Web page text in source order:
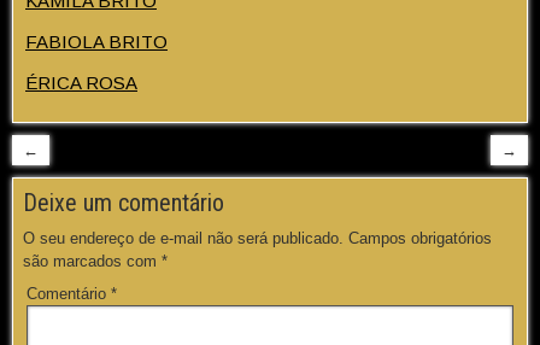
FABIOLA BRITO
ÉRICA ROSA
← →
Deixe um comentário
O seu endereço de e-mail não será publicado. Campos obrigatórios
são marcados com *
Comentário *